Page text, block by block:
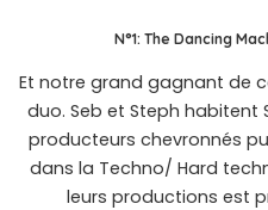
N°1: The Dancing
Et notre grand gagnant de
duo. Seb et Steph
producteurs chevronnés
dans la Techno/ Hard
leurs productions est